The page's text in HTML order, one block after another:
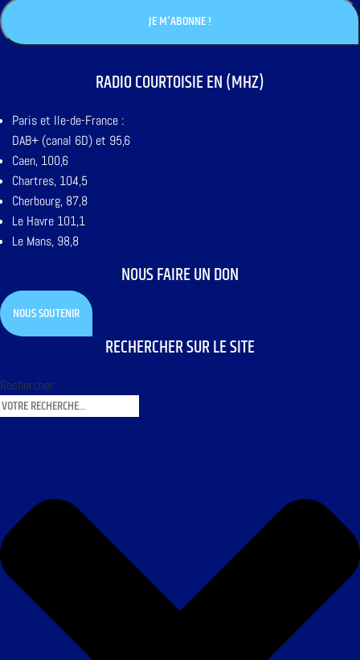
RADIO COURTOISIE EN (MHZ)
Paris et Ile-de-France :
DAB+ (canal 6D) et 95,6
Caen, 100,6
Chartres, 104,5
Cherbourg, 87,8
Le Havre 101,1
Le Mans, 98,8
NOUS FAIRE UN DON
NOUS SOUTENIR
RECHERCHER SUR LE SITE
Rechercher